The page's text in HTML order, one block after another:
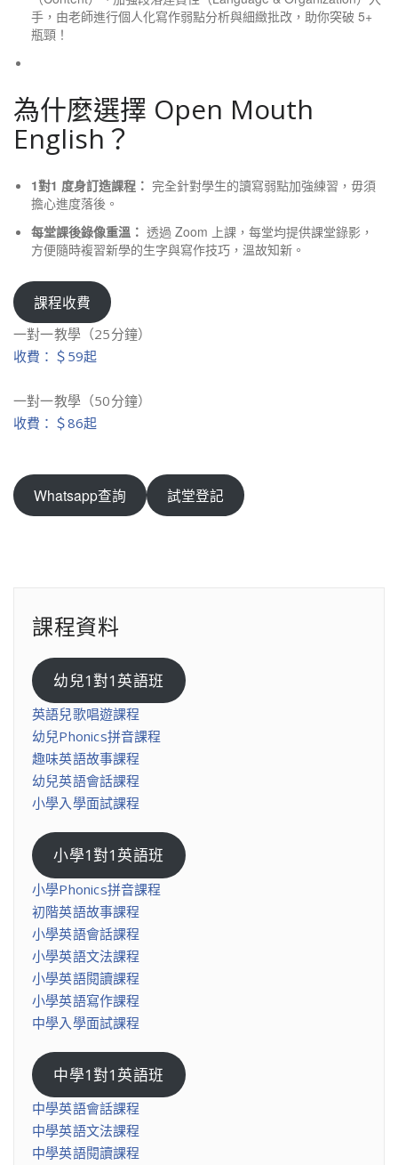
手，由老師進行個人化寫作弱點分析與細緻批改，助你突破 5+
瓶頸！
為什麼選擇 Open Mouth
English？
1對1 度身訂造課程： 完全針對學生的讀寫弱點加強練習，毋須
擔心進度落後。
每堂課後錄像重溫： 透過 Zoom 上課，每堂均提供課堂錄影，
方便隨時複習新學的生字與寫作技巧，溫故知新。
課程收費
一對一教學（25分鐘）
收費：＄59起
一對一教學（50分鐘）
收費：＄86起
Whatsapp查詢 試堂登記
課程資料
幼兒1對1英語班
英語兒歌唱遊課程
幼兒Phonics拼音課程
趣味英語故事課程
幼兒英語會話課程
小學入學面試課程
小學1對1英語班
小學Phonics拼音課程
初階英語故事課程
小學英語會話課程
小學英語文法課程
小學英語閱讀課程
小學英語寫作課程
中學入學面試課程
中學1對1英語班
中學英語會話課程
中學英語文法課程
中學英語閱讀課程